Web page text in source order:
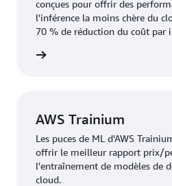
conçues pour offrir des
l'inférence la moins chère du
70 % de réduction du coût par
AWS Trainium
Les puces de ML d'AWS
offrir le meilleur rapport prix/
l'entraînement de modèles de
cloud.